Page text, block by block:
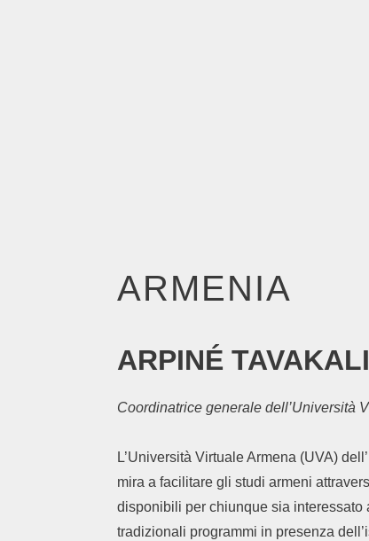
ARMENIA
ARPINÉ
Coordinatrice generale dell’Università
L’Università Virtuale Armena (UVA)
mira a facilitare gli studi armeni
disponibili per chiunque sia
tradizionali programmi in presenza